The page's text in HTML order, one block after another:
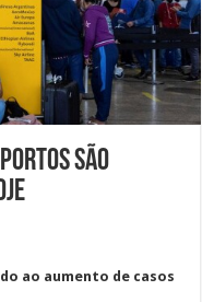
são
ao aumento de casos